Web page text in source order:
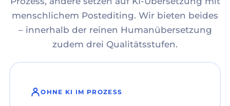
menschlichem Postediting. Wir bieten beides
– innerhalb der reinen Humanübersetzung
zudem drei Qualitätsstufen.
OHNE KI IM PROZESS